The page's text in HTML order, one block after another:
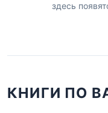
здесь
КНИГИ ПО